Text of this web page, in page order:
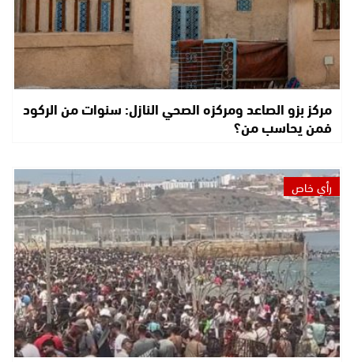
مركز بزو الصاعد ومركزه الصحي النازل: سنوات من الركود
فمن يحاسب من؟
رأي خاص